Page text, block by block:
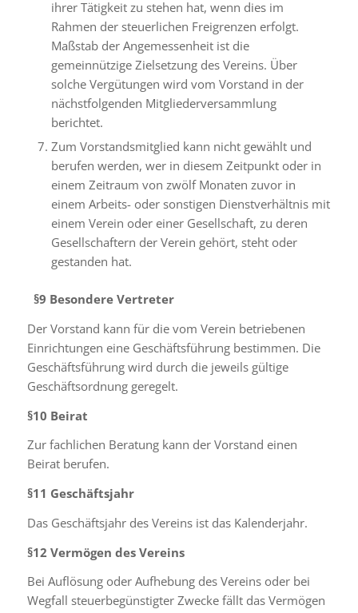
ihrer Tätigkeit zu stehen hat, wenn dies im
Rahmen der steuerlichen Freigrenzen erfolgt.
Maßstab der Angemessenheit ist die
gemeinnützige Zielsetzung des Vereins. Über
solche Vergütungen wird vom Vorstand in der
nächstfolgenden Mitgliederversammlung
berichtet.
Zum Vorstandsmitglied kann nicht gewählt und
berufen werden, wer in diesem Zeitpunkt oder in
einem Zeitraum von zwölf Monaten zuvor in
einem Arbeits- oder sonstigen Dienstverhältnis mit
einem Verein oder einer Gesellschaft, zu deren
Gesellschaftern der Verein gehört, steht oder
gestanden hat.
§9 Besondere Vertreter
Der Vorstand kann für die vom Verein betriebenen
Einrichtungen eine Geschäftsführung bestimmen. Die
Geschäftsführung wird durch die jeweils gültige
Geschäftsordnung geregelt.
§10 Beirat
Zur fachlichen Beratung kann der Vorstand einen
Beirat berufen.
§11 Geschäftsjahr
Das Geschäftsjahr des Vereins ist das Kalenderjahr.
§12 Vermögen des Vereins
Bei Auflösung oder Aufhebung des Vereins oder bei
Wegfall steuerbegünstigter Zwecke fällt das Vermögen